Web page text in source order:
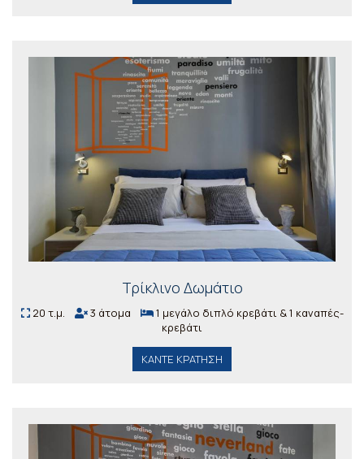
Τρίκλινο Δωμάτιο
20 τ.μ. 3 άτομα
1 μεγάλο διπλό κρεβάτι & 1 καναπές-
κρεβάτι
ΚΆΝΤΕ ΚΡΆΤΗΣΗ